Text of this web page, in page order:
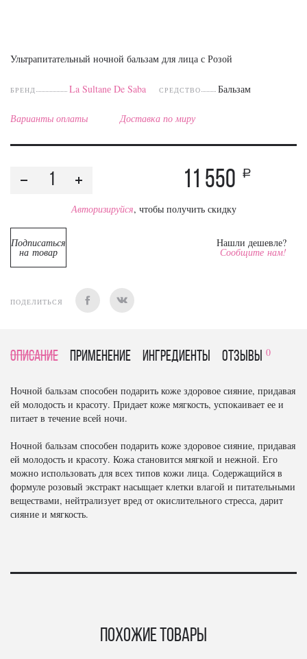
Ультрапитательный ночной бальзам для лица с Розой
БРЕНД La Sultanе De Saba СРЕДСТВО Бальзам
Варианты оплаты Доставка по миру
11 550 a
Авторизируйся, чтобы получить скидку
Подписаться
на товар
Нашли дешевле?
Сообщите нам!
ПОДЕЛИТЬСЯ
Описание Применение Ингредиенты отзывы 0
Ночной бальзам способен подарить коже здоровое сияние, придавая
ей молодость и красоту. Придает коже мягкость, успокаивает ее и
питает в течение всей ночи.
Ночной бальзам способен подарить коже здоровое сияние, придавая
ей молодость и красоту. Кожа становится мягкой и нежной. Его
можно использовать для всех типов кожи лица. Содержащийся в
формуле розовый экстракт насыщает клетки влагой и питательными
веществами, нейтрализует вред от окислительного стресса, дарит
сияние и мягкость.
Похожие товары